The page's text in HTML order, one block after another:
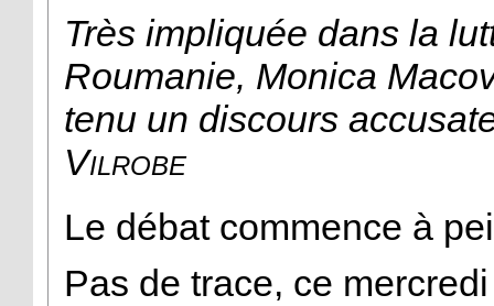
Très impliquée dans la
Roumanie, Monica
tenu un discours
Vilrobe
Le débat commence à
Pas de trace, ce